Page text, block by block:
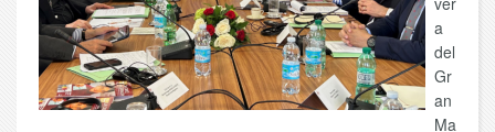
a
del
Gr
an
Ma